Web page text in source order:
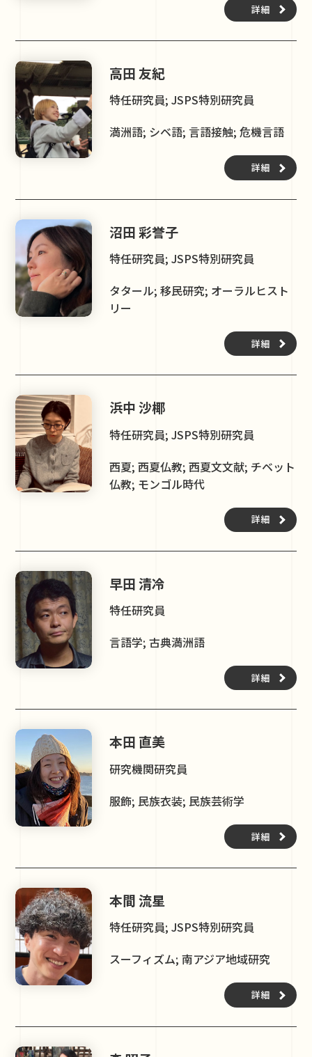
詳細
高田 友紀
特任研究員; JSPS特別研究員
満洲語; シベ語; 言語接触; 危機言語
詳細
沼田 彩誉子
特任研究員; JSPS特別研究員
タタール; 移民研究; オーラルヒスト
リー
詳細
浜中 沙椰
特任研究員; JSPS特別研究員
西夏; 西夏仏教; 西夏文文献; チベット
仏教; モンゴル時代
詳細
早田 清冷
特任研究員
言語学; 古典満洲語
詳細
本田 直美
研究機関研究員
服飾; 民族衣装; 民族芸術学
詳細
本間 流星
特任研究員; JSPS特別研究員
スーフィズム; 南アジア地域研究
詳細